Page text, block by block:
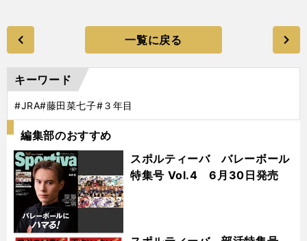
一覧に戻る
キーワード
#JRA#藤田菜七子#３年目
編集部のおすすめ
スポルティーバ バレーボール
特集号 Vol.4 6月30日発売